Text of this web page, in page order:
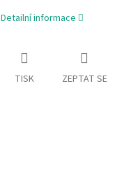
Detailní informace
TISK ZEPTAT SE